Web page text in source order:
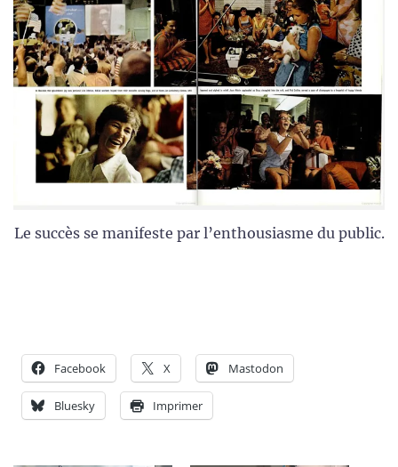
Le succès se manifeste par l’enthousiasme du public.
Facebook X Mastodon
Bluesky Imprimer